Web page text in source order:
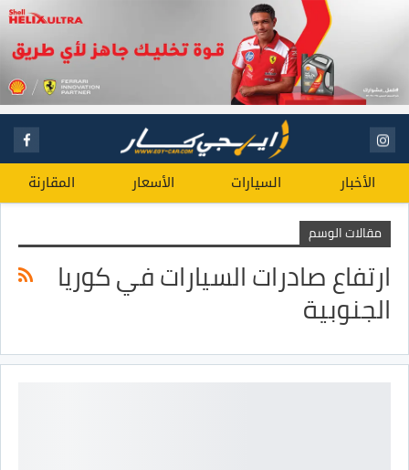
الأخبار السيارات الأسعار المقارنة
مقالات الوسم
ارتفاع صادرات السيارات في كوريا
الجنوبية